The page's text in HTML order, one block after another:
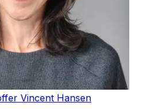
Vincent Hansen